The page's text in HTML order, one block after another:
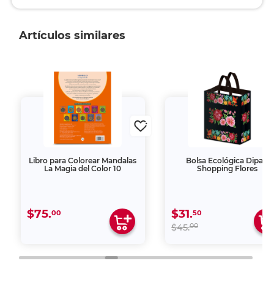
Artículos similares
Libro para Colorear Mandalas
La Magia del Color 10
$75.00
Bolsa Ecológica Dipak
Shopping Flores
$31.50
$45.00